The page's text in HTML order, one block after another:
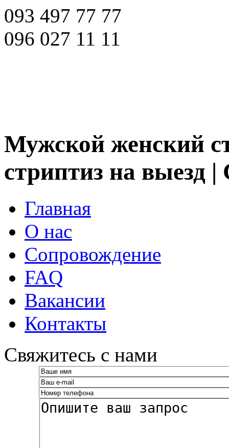
093 497 77 77
096 027 11 11
Мужской женский
стриптиз на выезд
Главная
О нас
Сопровождение
FAQ
Вакансии
Контакты
­Свяжитесь с нами